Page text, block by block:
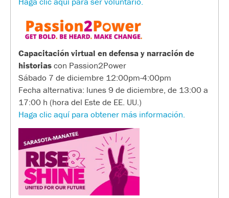
Capacitación virtual en defensa y narración de
historiascon Passion2Power
Sábado 7 de diciembre 12:00pm-4:00pm
Fecha alternativa: lunes 9 de diciembre, de 13:00 a
17:00 h (hora del Este de EE. UU.)
Haga clic aquí para obtener más información.